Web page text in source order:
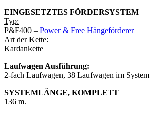
EINGESETZTES FÖRDERSYSTEM
Typ:
P&F400 – Power & Free Hängeförderer
Art der Kette:
Kardankette
Laufwagen Ausführung:
2-fach Laufwagen, 38 Laufwagen im System
SYSTEMLÄNGE, KOMPLETT
136 m.